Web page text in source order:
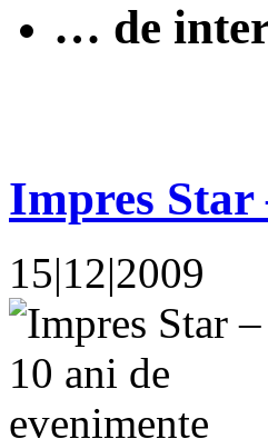
… de
Impres Star
15|12|2009